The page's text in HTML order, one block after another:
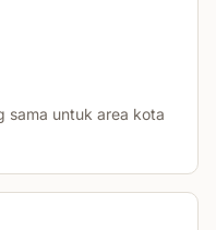
sama untuk area kota